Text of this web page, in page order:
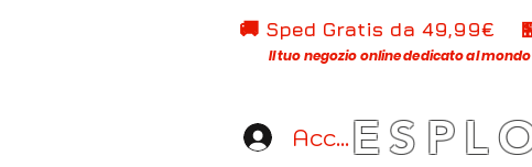
Accedi
🚚 Sped Gratis da 49,99€
Il tuo negozio online dedicato al